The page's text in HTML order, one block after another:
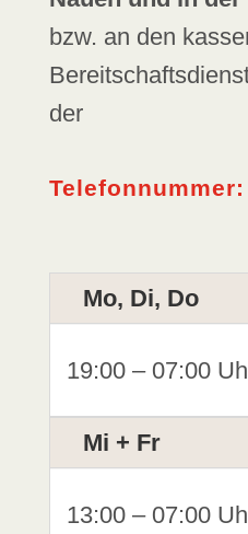
bzw. an den
der
Mo, Di, Do
19:00 – 07:00
Mi + Fr
13:00 – 07:00